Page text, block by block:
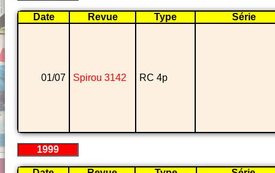
Date Revue Type Série
01/07 Spirou 3142 RC 4p
1999